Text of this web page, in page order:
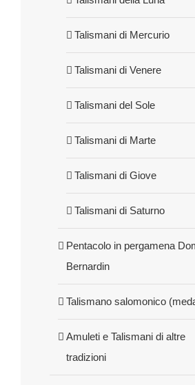
Talismani di Mercurio
Talismani di Venere
Talismani del Sole
Talismani di Marte
Talismani di Giove
Talismani di Saturno
Pentacolo in pergamena
Bernardin
Talismano salomonico
Amuleti e Talismani di altre
tradizioni